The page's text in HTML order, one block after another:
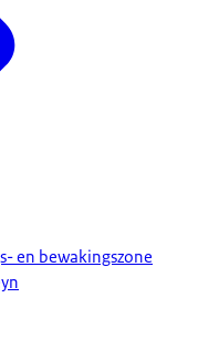
en bewakingszone